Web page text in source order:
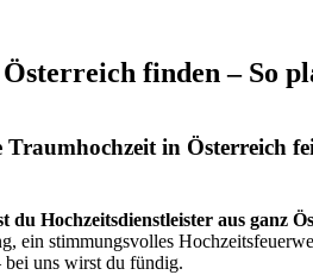
finden – So
Traumhochzeit in Österreich
du Hochzeitsdienstleister aus ganz
ein stimmungsvolles
bei uns wirst du fündig.